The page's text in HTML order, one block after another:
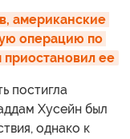
американские
операцию по
приостановил ее
постигла
Хусейн был
однако к